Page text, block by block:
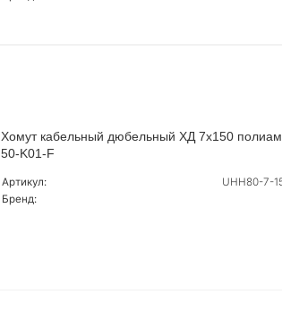
Хомут кабельный дюбельный ХД 7х150
50-K01-F
Артикул:
UHH80-7-
Бренд: